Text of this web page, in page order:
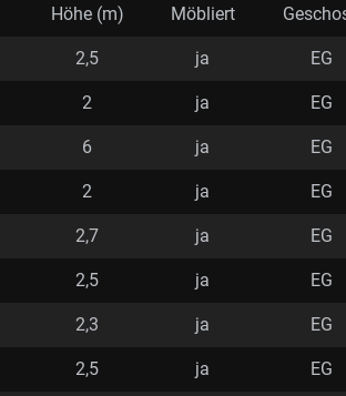
Höhe (m) Möbliert
2,5 ja EG
2 ja EG
6 ja EG
2 ja EG
2,7 ja EG
2,5 ja EG
2,3 ja EG
2,5 ja EG